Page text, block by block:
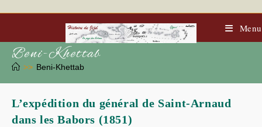
to
Menu
Beni-Khettab
>> Beni-Khettab
L’expédition du général de Saint-Arnaud
dans les Babors (1851)